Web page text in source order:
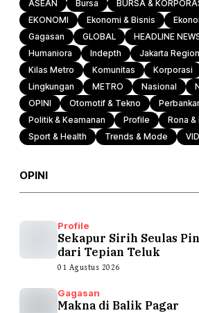
ASEAN Bursa BURSA &
EKONOMI
Ekonomi & Bisnis
Gagasan
GLOBAL HEADLINE
Humaniora
Indepth Jakarta Region
Kilas Metro
Komunitas Korporasi
Lingkungan
METRO Nasional
OPINI
Otomotif & Tekno
Politik & Keamanan
Profile Rona &
Sport & Health
Trends & Mode
OPINI
Profile
Sekapur Sirih Seulas
dari Tepian Teluk
01 Agustus 2026
Gagasan
Makna di Balik Pagar